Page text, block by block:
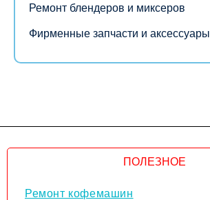
Ремонт блендеров и миксеров
Фирменные запчасти и аксессуары
ПОЛЕЗНОЕ
Ремонт кофемашин